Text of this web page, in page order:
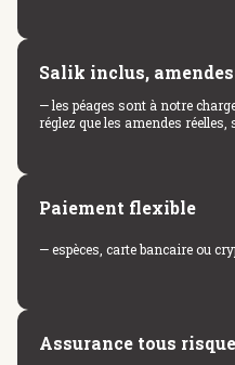
Salik inclus,
— les péages sont à notre
réglez que les amendes
Paiement flexible
— espèces, carte bancaire ou
Assurance tous